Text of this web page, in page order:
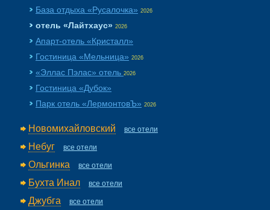
База отдыха «Русалочка» 2026
отель «Лайтхаус» 2026
Апарт-отель «Кристалл»
Гостиница «Мельница» 2026
«Эллас Пэлас» отель 2026
Гостиница «Дубок»
Парк отель «ЛермонтовЪ» 2026
Новомихайловский все отели
Небуг все отели
Ольгинка все отели
Бухта Инал все отели
Джубга все отели